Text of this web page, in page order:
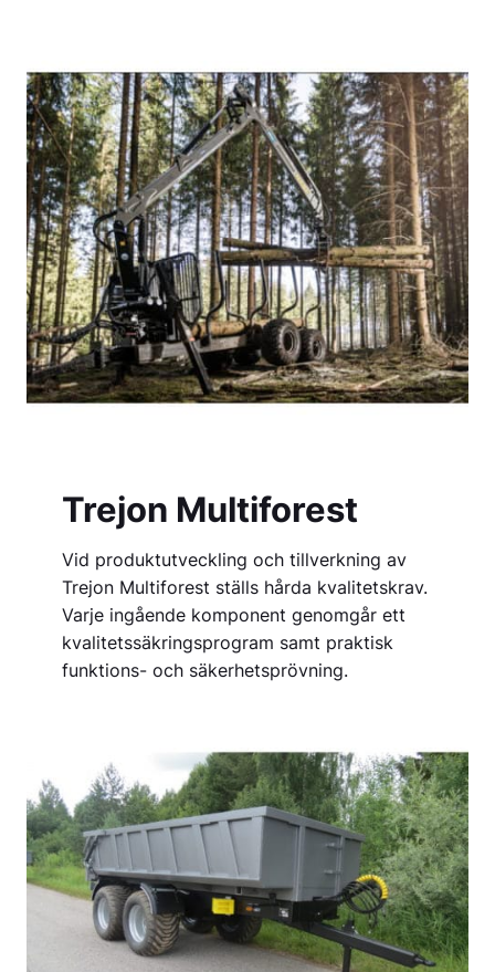
Trejon Multiforest
Vid produktutveckling och tillverkning av
Trejon Multiforest ställs hårda kvalitetskrav.
Varje ingående komponent genomgår ett
kvalitetssäkringsprogram samt praktisk
funktions- och säkerhetsprövning.